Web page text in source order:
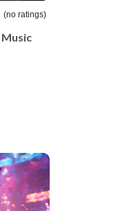
(no ratings)